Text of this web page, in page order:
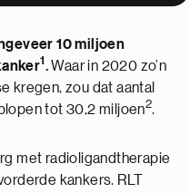
10 miljoen
1.Waar in 2020 zo’n
kregen, zou dat aantal
tot 30,2 miljoen2.
met radioligandtherapie
kankers. RLT